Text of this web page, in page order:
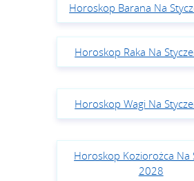
Horoskop Barana Na
Horoskop Raka Na
Horoskop Wagi Na
Horoskop Koziorożca Na
2028